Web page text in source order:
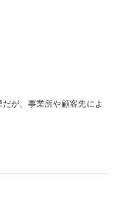
が、事業所や顧客先によ